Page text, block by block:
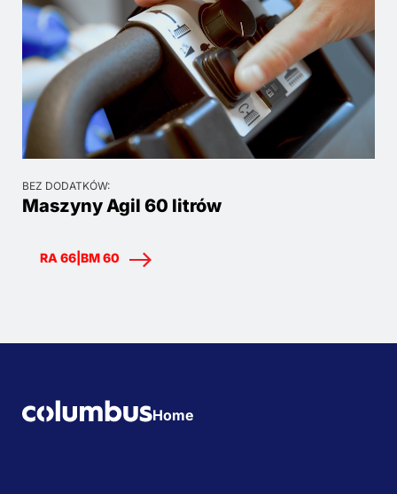
BEZ DODATKÓW:
Maszyny Agil 60 litrów
RA 66|BM 60
Home